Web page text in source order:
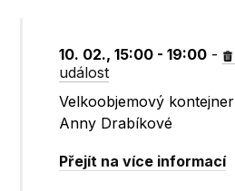
10. 02., 15:00 - 19:00 -
událost
Velkoobjemový
Anny Drabíkové
Přejít na více informací